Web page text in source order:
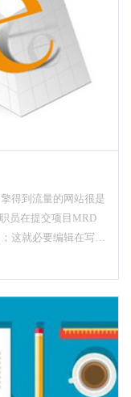
得到流量的网站很是
员在提交项目MRD
这就必要编辑在写文